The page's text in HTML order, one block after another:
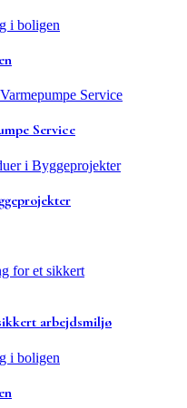
Service
arbejdsmiljø